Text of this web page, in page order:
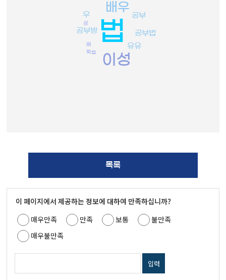
법
이성
배우
공부방
유유
공부
공부법
우
배
성
학습
목록
이 페이지에서 제공하는 정보에 대하여 만족하십니까?
매우만족
만족 보통
불만족
매우불만족